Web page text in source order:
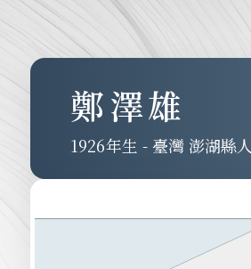
鄭澤雄
1926 - 臺灣 澎湖縣人